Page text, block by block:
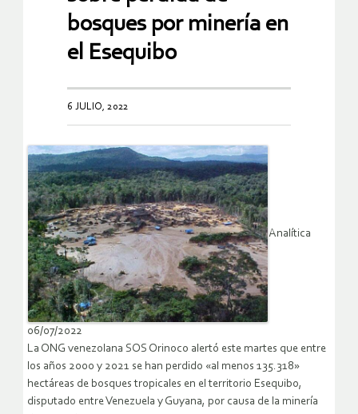
sobre pérdida de
bosques por minería en
6 JULIO, 2022
06/07/2022
La ONG venezolana SOS Orinoco alertó este martes que entre
los años 2000 y 2021 se han perdido «al menos 135.318»
hectáreas de bosques tropicales en el territorio Esequibo,